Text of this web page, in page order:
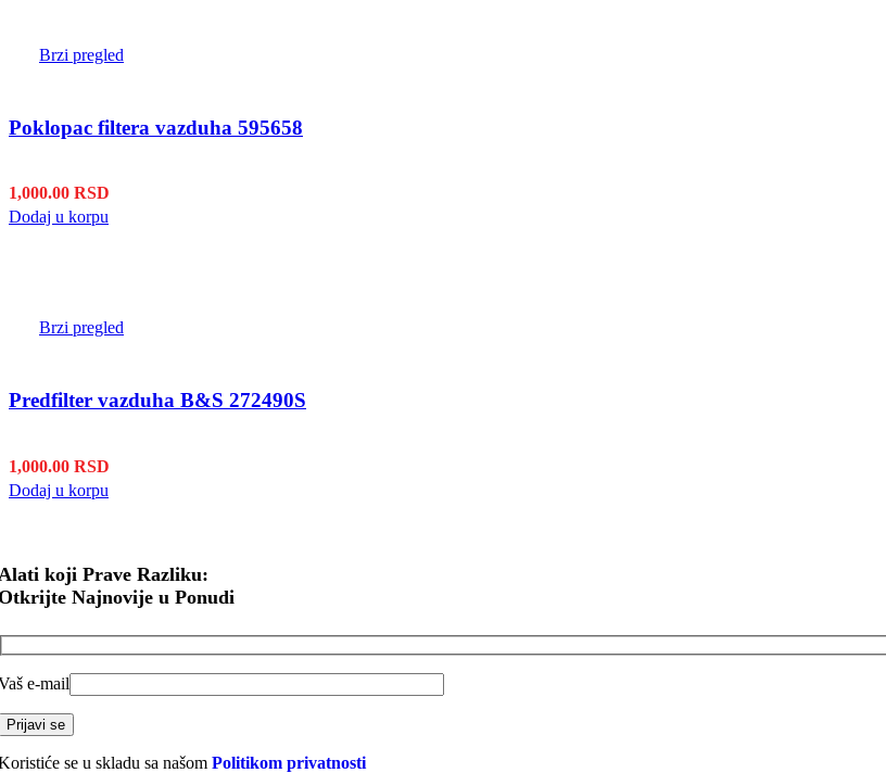
Brzi pregled
Poklopac filtera vazduha 595658
1,000.00 RSD
Dodaj u korpu
Brzi pregled
Predfilter vazduha B&S 272490S
1,000.00 RSD
Dodaj u korpu
koji Prave Razliku:
Najnovije u Ponudi
e-mail
se u skladu sa našom Politikom privatnosti